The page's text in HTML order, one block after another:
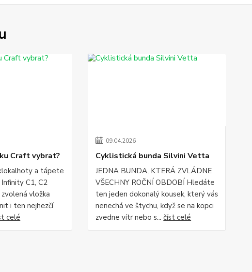
Craft vybrat?
a tápete
C1, C2
vložka
i ten nejhezčí
celé
09.04.2026
Cyklistická bunda Silvini Vetta
JEDNA BUNDA, KTERÁ ZVLÁDNE
VŠECHNY ROČNÍ OBDOBÍ Hledáte
ten jeden dokonalý kousek, který vás
nenechá ve štychu, když se na kopci
zvedne vítr nebo s...číst celé